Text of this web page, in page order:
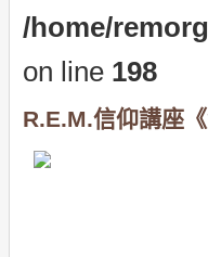
/home/
on line 198
R.E.M.信仰講座